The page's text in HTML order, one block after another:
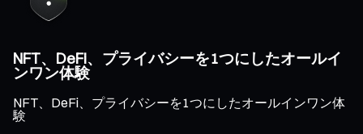
NFT、DeFi、プライバシーを1つにしたオールイ
ンワン体験
NFT、DeFi、プライバシーを1つにしたオールインワン体
験